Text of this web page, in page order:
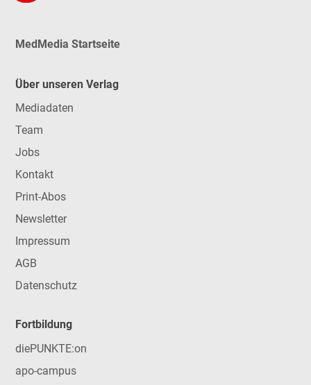
MedMedia Startseite
Über unseren Verlag
Mediadaten
Team
Jobs
Kontakt
Print-Abos
Newsletter
Impressum
AGB
Datenschutz
Fortbildung
diePUNKTE:on
apo-campus